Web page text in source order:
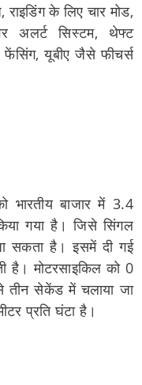
के लिए चार मोड,
अलर्ट सिस्टम, थेफ्ट
फेंसिंग, यूबीए जैसे फीचर्स
बाजार में 3.4
गया है। जिसे सिंगल
सकता है। इसमें दी गई
है। मोटरसाइकिल को 0
तीन सेकेंड में चलाया जा
प्रति घंटा है।